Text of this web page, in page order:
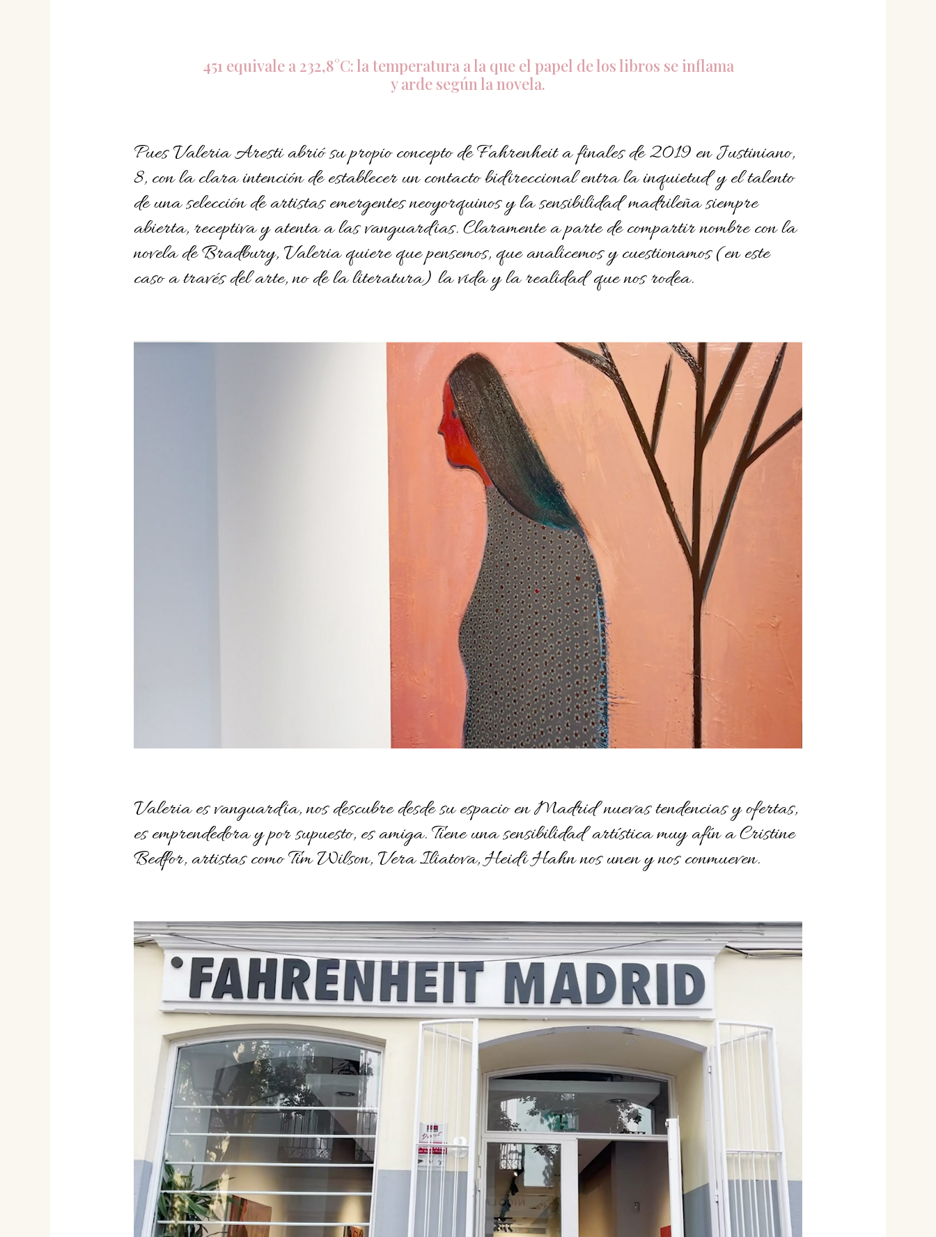
451 equivale a 232,8°C:la temperatura a la que el papel de los libros se inflama
y arde según la novela.
Pues Valeria Aresti abrió su propio concepto de Fahrenheit a finales de 2019 en Justiniano,
8, con la clara intención de establecer un contacto bidireccional entra la inquietud y el talento
de una selección de artistas emergentes neoyorquinos y la sensibilidad madrileña siempre
abierta, receptiva y atenta a las vanguardias. Claramente a parte de compartir nombre con la
novela de Bradbury, Valeria quiere que pensemos, que analicemos y cuestionamos (en este
caso a través del arte, no de la literatura) la vida y la realidad que nos rodea.
Valeria es vanguardia, nos descubre desde su espacio en Madrid nuevas tendencias y ofertas,
es emprendedora y por supuesto, es amiga. Tiene una sensibilidad artística muy afín a Cristine
Bedfor, artistas como Tim Wilson, Vera Iliatova, Heidi Hahn nos unen y nos conmueven.